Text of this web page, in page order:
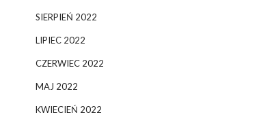
SIERPIEŃ 2022
LIPIEC 2022
CZERWIEC 2022
MAJ 2022
KWIECIEŃ 2022